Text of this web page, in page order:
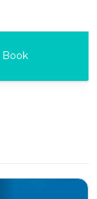
Book